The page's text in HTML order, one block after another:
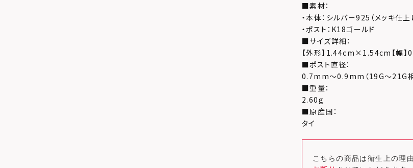
■素材：
・本体：シルバー925（メッキ仕上
・ポスト：K18ゴールド
■サイズ詳細：
【外形】1.44cm×1.54cm【幅】
■ポスト直径：
0.7mm～0.9mm（19G～21G相
■重量：
2.60g
■原産国：
タイ
こちらの商品は衛生上の理